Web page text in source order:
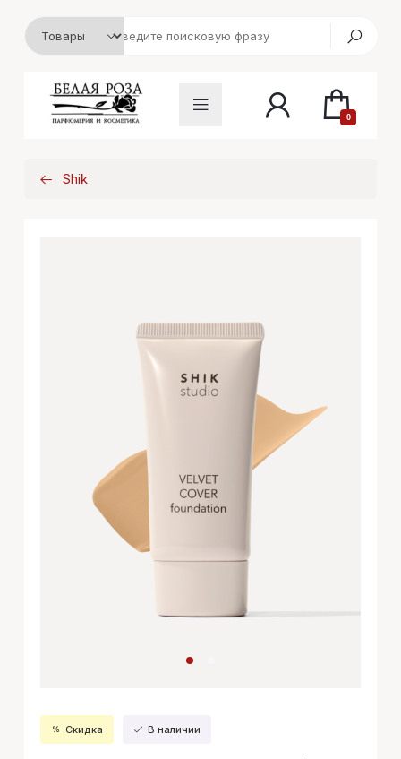
0
Shik
Скидка В наличии